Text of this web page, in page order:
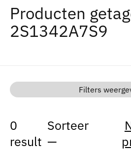
Producten
2S1342A7S9
Filters
0
result
Sorteer
—